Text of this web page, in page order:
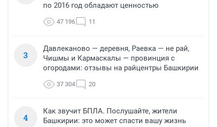
по 2016 год обладают ценностью
47 196 11
3
Давлеканово — деревня, Раевка — не рай,
Чишмы и Кармаскалы — провинция с
огородами: отзывы на райцентры Башкирии
37 304 20
4
Как звучит БПЛА. Послушайте, жители
Башкирии: это может спасти вашу жизнь